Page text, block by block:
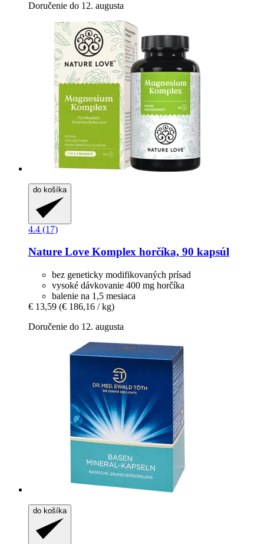
Doručenie do 12. augusta
do košíka
4.4 (17)
Nature Love Komplex horčíka, 90 kapsúl
bez geneticky modifikovaných prísad
vysoké dávkovanie 400 mg horčíka
balenie na 1,5 mesiaca
€ 13,59 (€ 186,16 / kg)
Doručenie do 12. augusta
do košíka